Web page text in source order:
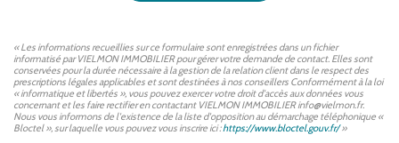
« Les informations recueillies sur ce formulaire sont enregistrées dans un fichier
informatisé par VIELMON IMMOBILIER pour gérer votre demande de contact. Elles sont
conservées pour la durée nécessaire à la gestion de la relation client dans le respect des
prescriptions légales applicables et sont destinées à nos conseillers Conformément à la loi
« informatique et libertés », vous pouvez exercer votre droit d'accès aux données vous
concernant et les faire rectifier en contactant VIELMON IMMOBILIER info@vielmon.fr.
Nous vous informons de l'existence de la liste d'opposition au démarchage téléphonique «
Bloctel », sur laquelle vous pouvez vous inscrire ici :https://www.bloctel.gouv.fr/»